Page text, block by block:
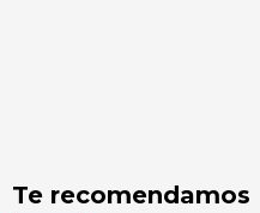
Te recomendamos